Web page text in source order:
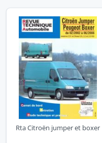
Rta Citroën jumper et boxer